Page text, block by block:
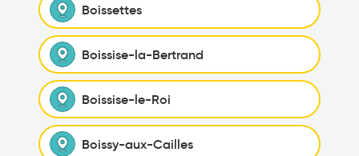
Boissettes
Boissise-la-Bertrand
Boissise-le-Roi
Boissy-aux-Cailles